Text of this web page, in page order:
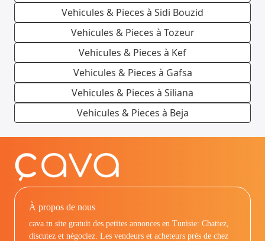
Vehicules & Pieces à Sidi Bouzid
Vehicules & Pieces à Tozeur
Vehicules & Pieces à Kef
Vehicules & Pieces à Gafsa
Vehicules & Pieces à Siliana
Vehicules & Pieces à Beja
À propos de nous
cava.tn site gratuit des petites annonces en Tunisie: Chattez,
discutez et négociez. Les vendeurs et acheteurs prés de chez